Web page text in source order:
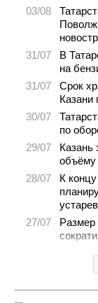
03/08
31/07
В
на
31/07
Срок
Казани
30/07
по
29/07
Казань
объёму
28/07
К
27/07
Размер
Свыше